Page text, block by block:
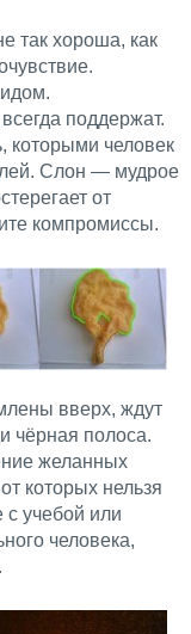
так хороша, как
поддержат.
которыми человек
Слон — мудрое
от
компромиссы.
вверх, ждут
чёрная полоса.
желанных
которых нельзя
с учебой или
человека,